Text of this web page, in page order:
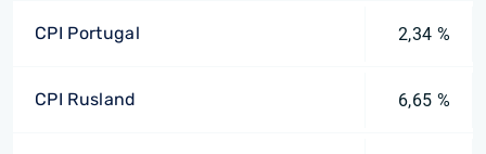
CPI Portugal 2,34 %
CPI Rusland 6,65 %